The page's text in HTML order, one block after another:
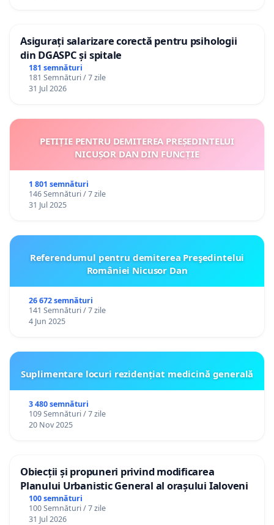
Asigurați salarizare corectă pentru psihologii
din DGASPC și spitale
181 semnături
181 Semnături / 7 zile
31 Jul 2026
PETIȚIE PENTRU DEMITEREA PREȘEDINTELUI
NICUȘOR DAN DIN FUNCȚIE
1 801 semnături
146 Semnături / 7 zile
31 Jul 2025
Referendumul pentru demiterea Preşedintelui
României Nicusor Dan
26 672 semnături
141 Semnături / 7 zile
4 Jun 2025
Suplimentare locuri rezidențiat medicină generală
3 480 semnături
109 Semnături / 7 zile
20 Nov 2025
Obiecții și propuneri privind modificarea
Planului Urbanistic General al orașului Ialoveni
100 semnături
100 Semnături / 7 zile
31 Jul 2026